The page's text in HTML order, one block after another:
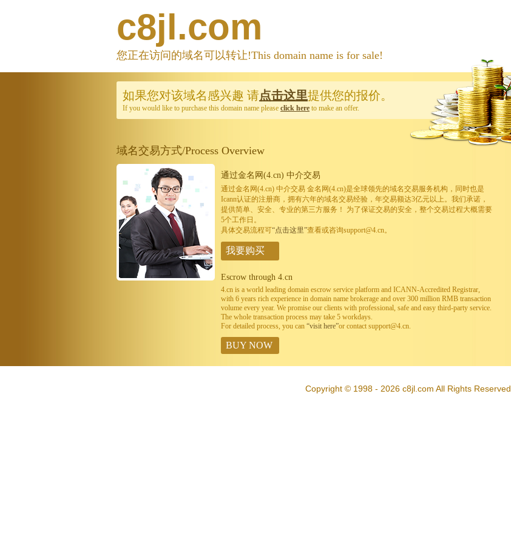
c8jl.com
您正在访问的域名可以转让!This domain name is for sale!
如果您对该域名感兴趣 请点击这里提供您的报价。
If you would like to purchase this domain name please click here to make an offer.
域名交易方式/Process Overview
通过金名网(4.cn) 中介交易
通过金名网(4.cn) 中介交易 金名网(4.cn)是全球领先的域名交易服务机构，同时也是
Icann认证的注册商，拥有六年的域名交易经验，年交易额达3亿元以上。我们承诺，
提供简单、安全、专业的第三方服务！ 为了保证交易的安全，整个交易过程大概需要
5个工作日。
具体交易流程可“点击这里”查看或咨询support@4.cn。
我要购买
Escrow through 4.cn
4.cn is a world leading domain escrow service platform and ICANN-Accredited Registrar,
with 6 years rich experience in domain name brokerage and over 300 million RMB transaction
volume every year. We promise our clients with professional, safe and easy third-party service.
The whole transaction process may take 5 workdays.
For detailed process, you can “visit here”or contact support@4.cn.
BUY NOW
Copyright © 1998 - 2026 c8jl.com All Rights Reserved